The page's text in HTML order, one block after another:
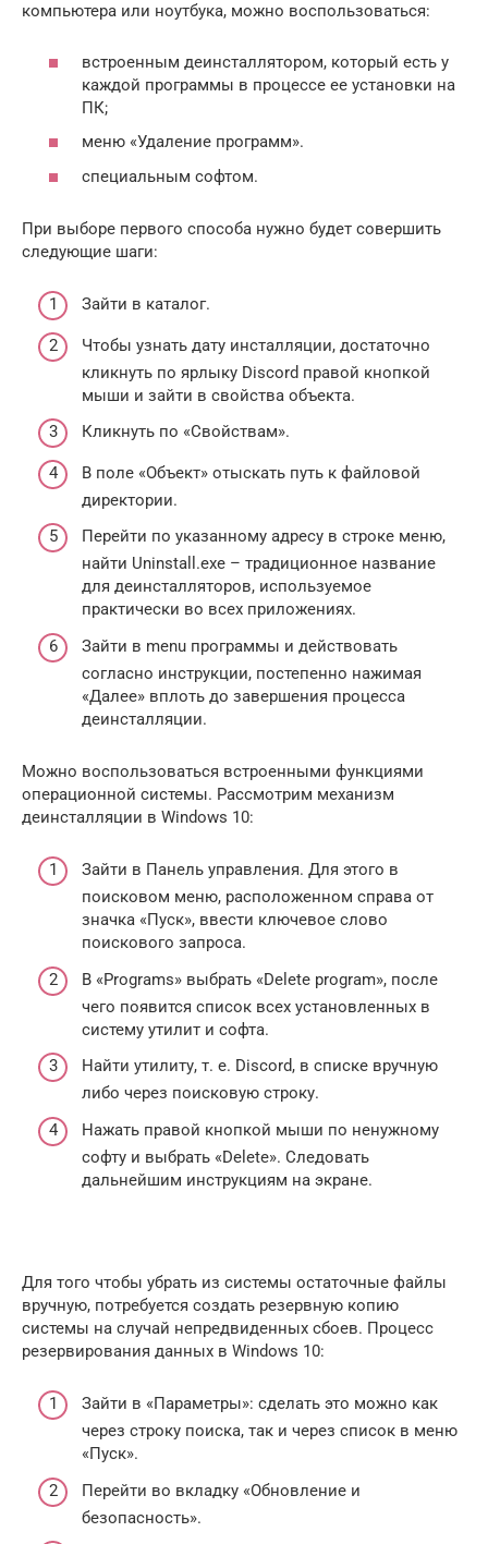
компьютера или ноутбука, можно воспользоваться:
встроенным деинсталлятором, который есть у
каждой программы в процессе ее установки на
ПК;
меню «Удаление программ».
специальным софтом.
При выборе первого способа нужно будет совершить
следующие шаги:
Зайти в каталог.
Чтобы узнать дату инсталляции, достаточно
кликнуть по ярлыку Discord правой кнопкой
мыши и зайти в свойства объекта.
Кликнуть по «Свойствам».
В поле «Объект» отыскать путь к файловой
директории.
Перейти по указанному адресу в строке меню,
найти Uninstall.exe – традиционное название
для деинсталляторов, используемое
практически во всех приложениях.
Зайти в menu программы и действовать
согласно инструкции, постепенно нажимая
«Далее» вплоть до завершения процесса
деинсталляции.
Можно воспользоваться встроенными функциями
операционной системы. Рассмотрим механизм
деинсталляции в Windows 10:
Зайти в Панель управления. Для этого в
поисковом меню, расположенном справа от
значка «Пуск», ввести ключевое слово
поискового запроса.
В «Programs» выбрать «Delete program», после
чего появится список всех установленных в
систему утилит и софта.
Найти утилиту, т. е. Discord, в списке вручную
либо через поисковую строку.
Нажать правой кнопкой мыши по ненужному
софту и выбрать «Delete». Следовать
дальнейшим инструкциям на экране.
Для того чтобы убрать из системы остаточные файлы
вручную, потребуется создать резервную копию
системы на случай непредвиденных сбоев. Процесс
резервирования данных в Windows 10:
Зайти в «Параметры»: сделать это можно как
через строку поиска, так и через список в меню
«Пуск».
Перейти во вкладку «Обновление и
безопасность».